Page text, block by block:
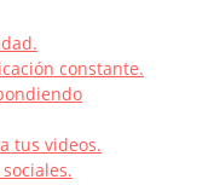
constante.
tus videos.